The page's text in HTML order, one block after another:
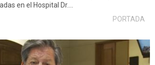
en el Hospital Dr….
PORTADA